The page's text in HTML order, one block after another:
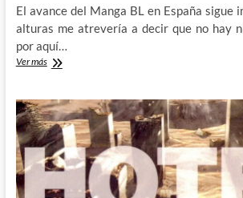
El avance del Manga BL en España sigue
alturas me atrevería a decir que no hay
por aquí…
Ver másTsubaki
al
BL
con
el
Happy
de